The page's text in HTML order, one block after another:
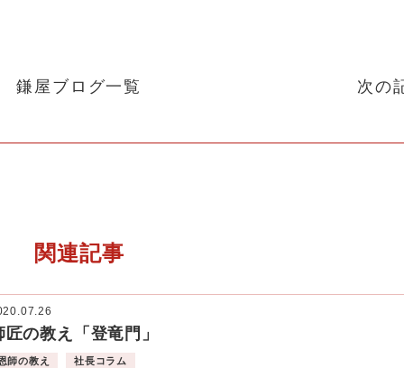
鎌屋ブログ一覧 次の
関連記事
匠の教え「登竜門」
師の教え 社長コラム